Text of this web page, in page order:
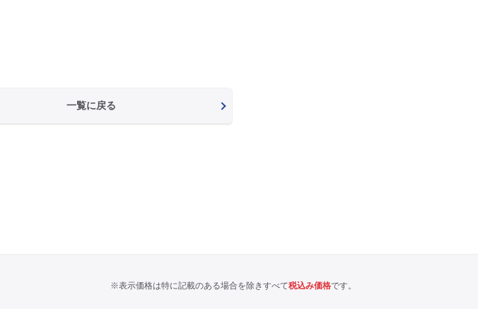
一覧に戻る
※表示価格は特に記載のある場合を除きすべて税込み価格です。